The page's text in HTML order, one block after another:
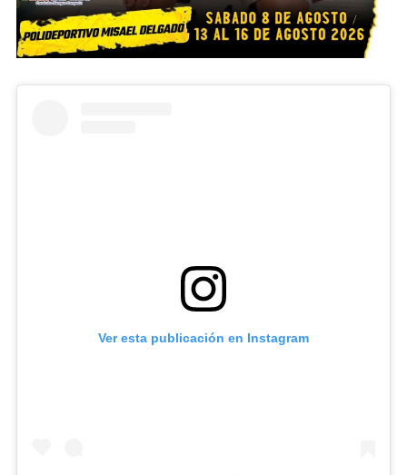
Ver esta publicación en Instagram